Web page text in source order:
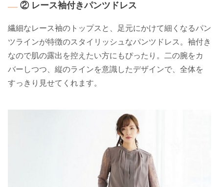
② レース袖付きパンツドレス
繊細なレース袖のトップスと、足元にかけて細くなるパン
ツラインが特徴のスタイリッシュなパンツドレス。袖付き
なので肌の露出を控えたい方にもぴったり。二の腕をカ
バーしつつ、縦のラインを意識したデザインで、全体を
すっきり見せてくれます。